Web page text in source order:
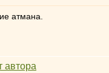
атмана.